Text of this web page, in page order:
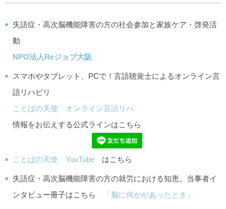
失語症・高次脳機能障害の方の社会参加と家族ケア・啓発活
動
NPO法人Reジョブ大阪
スマホやタブレット、PCで！言語聴覚士によるオンライン言
語リハビリ
ことばの天使 オンライン言語リハ
情報をお伝えする公式ラインはこちら
ことばの天使 YouTube はこちら
失語症・高次脳機能障害の方の就労における知恵。当事者イ
ンタビュー冊子はこちら
「脳に何かがあったとき」